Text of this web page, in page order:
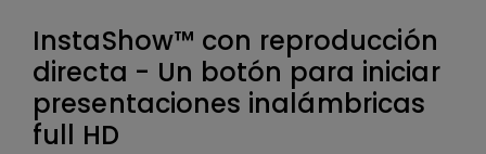
InstaShow™ con reproducción
directa - Un botón para iniciar
presentaciones inalámbricas
full HD